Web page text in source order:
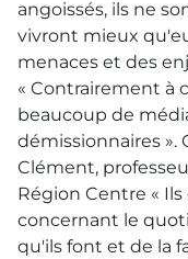
angoissés, ils ne
vivront mieux
menaces et des
« Contrairement à
beaucoup de
démissionnaires ».
Clément,
Région Centre «
concernant le
qu'ils font et de la